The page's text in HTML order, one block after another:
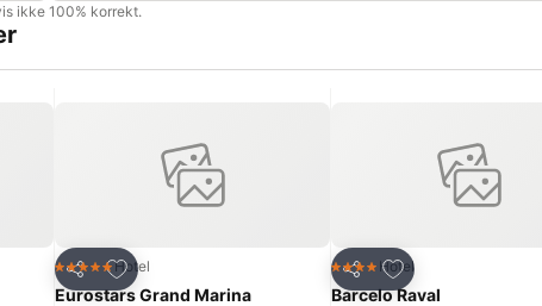
ikke 100% korrekt.
Del
Føj til favoritter
5 StjernerHotel
Eurostars Grand Marina
Del
Føj til favoritter
4 StjernerHotel
Barcelo Raval